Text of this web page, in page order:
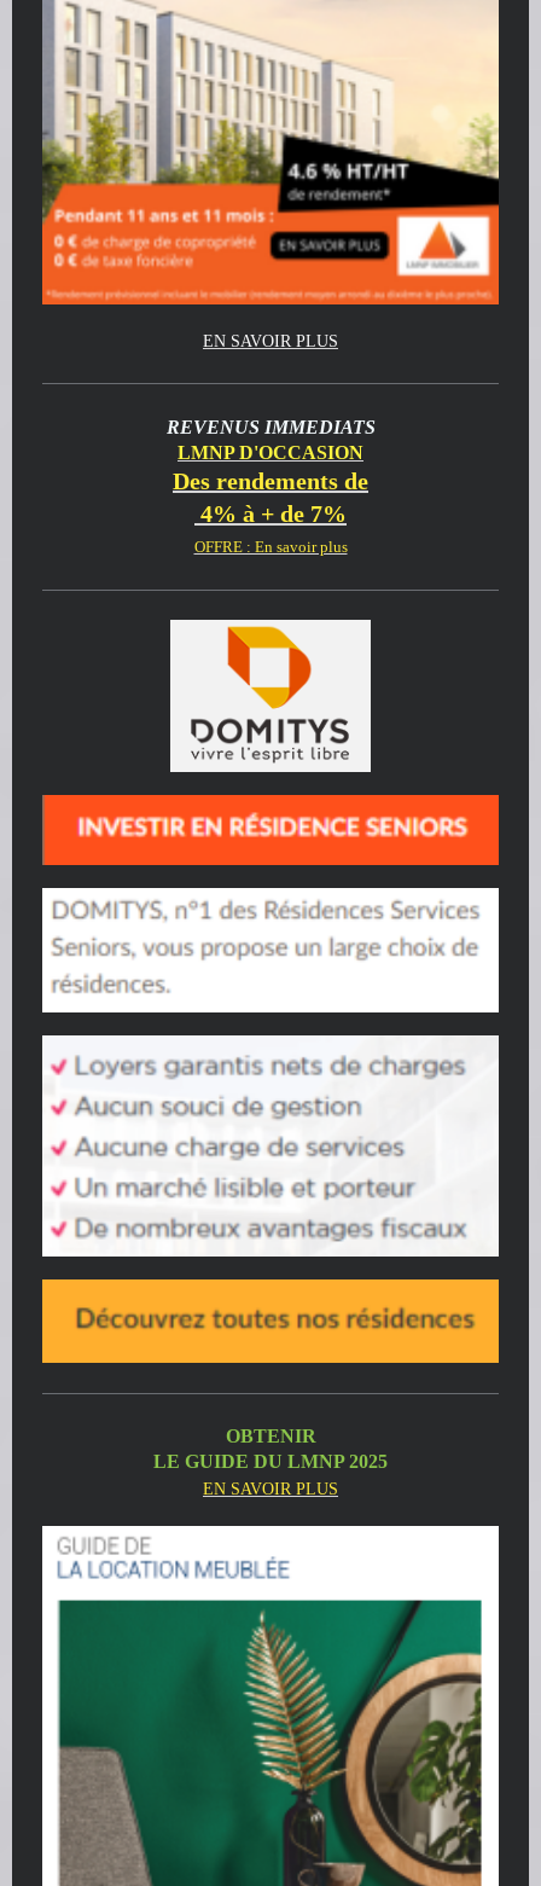
EN SAVOIR PLUS
REVENUS IMMEDIATS
LMNP D'OCCASION
Des rendements de
4% à + de 7%
OFFRE : En savoir plus
OBTENIR
LE GUIDE DU LMNP 2025
EN SAVOIR PLUS